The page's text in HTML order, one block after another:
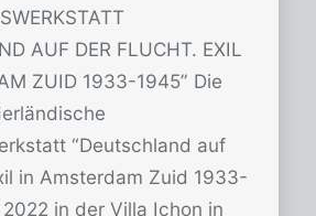
AUF DER FLUCHT. EXIL
ZUID 1933-1945” Die
“Deutschland auf
in Amsterdam Zuid 1933-
2022 in der Villa Ichon in